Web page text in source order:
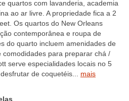
quartos com lavanderia, academia
ao ar livre. A propriedade fica a 2
Os quartos do New Orleans
contemporânea e roupa de
do quarto incluem amenidades de
comodidades para preparar chá /
serve especialidades locais no 5
de coquetéis... mais